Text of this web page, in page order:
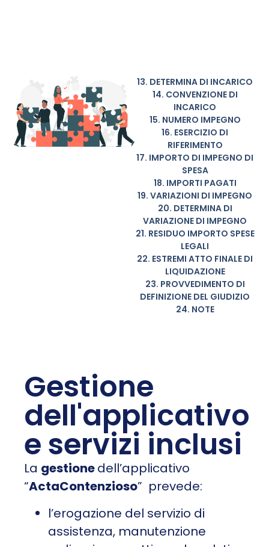
13. DETERMINA DI INCARICO
14. CONVENZIONE DI
INCARICO
15. NUMERO IMPEGNO
16. ESERCIZIO DI
RIFERIMENTO
17. IMPORTO DI IMPEGNO DI
SPESA
18. IMPORTI PAGATI
19. VARIAZIONI DI IMPEGNO
20. DETERMINA DI
VARIAZIONE DI IMPEGNO
21. RESIDUO IMPORTO SPESE
LEGALI
22. ESTREMI ATTO FINALE DI
LIQUIDAZIONE
23. PROVVEDIMENTO DI
DEFINIZIONE DEL GIUDIZIO
24. NOTE
Gestione
dell'applicativo
e servizi inclusi
La gestionedell’applicativo
“ActaContenzioso” prevede:
l’erogazione del servizio di
assistenza, manutenzione